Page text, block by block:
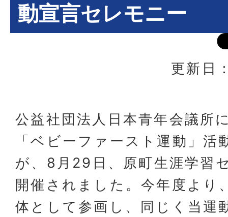
動宣言セレモニー
更新日
公益社団法人日本青年会議所
「ベビーファースト運動」活
が、8月29日、原町生涯学習
開催されました。今年度より
体として参画し、同じく当運